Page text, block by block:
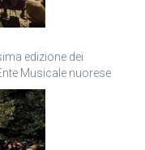
edizione dei
Musicale nuorese